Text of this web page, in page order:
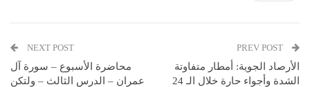
الأرصاد الجوية: أمطار متفاوتة
الشدة وأجواء حارة خلال الـ 24
NEXT POST
محاضرة الأسبوع – سورة آل
عمران – الدرس الثالث – ولتكن